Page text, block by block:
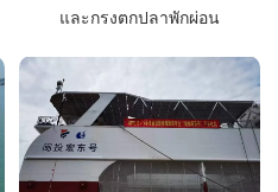
และกรงตกปลาพักผ่อน